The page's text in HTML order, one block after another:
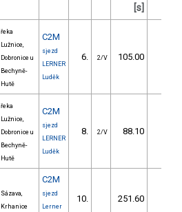
[s]
řeka
Lužnice,
Dobronice u
Bechyně-
Hutě
C2M
sjezd
LERNER
Luděk
6. 2/V 105.00
řeka
Lužnice,
Dobronice u
Bechyně-
Hutě
C2M
sjezd
LERNER
Luděk
8. 2/V 88.10
Sázava,
Krhanice
C2M
sjezd
Lerner
10. 251.60